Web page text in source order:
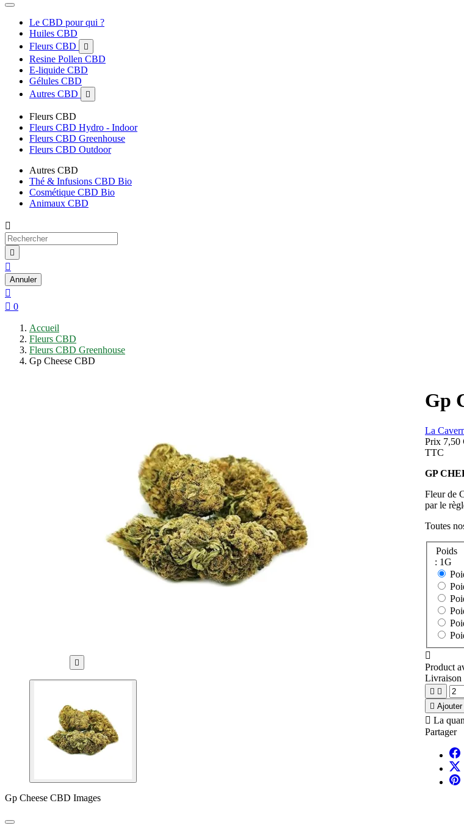
Le CBD pour qui ?
Huiles CBD
Fleurs CBD

Resine Pollen CBD
E-liquide CBD
Gélules CBD
Autres CBD

Fleurs CBD
Fleurs CBD Hydro - Indoor
Fleurs CBD Greenhouse
Fleurs CBD Outdoor
Autres CBD
Thé & Infusions CBD Bio
Cosmétique CBD Bio
Animaux CBD



Annuler

 0
Accueil
Fleurs CBD
Fleurs CBD Greenhouse
Gp Cheese CBD

Gp Cheese CBD Images
Gp
La
Prix 7,50
TTC
GP
Fleur de
par le
Toutes
Poids
: 1G

Product
Livraison
 
 Ajouter
 La
Partager